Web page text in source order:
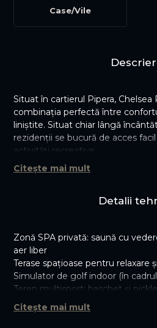
Case/Vile
Situat în cartierul Pipera, Chelsea
combinația perfectă între
liniștite. Situat chiar lângă
rezidenții se bucură de acces
activități recreative.
La câțiva pași de prestigioasa
oferă un cadru ideal pentru
Explorați harta de mai jos pentru
facilitățile din apropiere.
Citește mai mult
Detalii
Zonă SPA privată: saună cu
aer liber
Terase spațioase pentru relaxare
Simulator de golf indoor (în
Teren multisport: baschet și
Sală de sport dedicată
Sistem de climatizare inteligent
Citește mai mult